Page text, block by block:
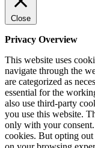
Close
Privacy Overview
This website uses
navigate through the
are categorized as
essential for the
also use third-party
you use this website.
only with your
cookies. But opting out